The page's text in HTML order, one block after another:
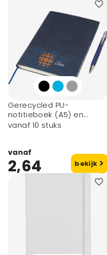
Gerecycled PU-
notitieboek (A5) en
balpenset Tarek
vanaf 10 stuks
vanaf
2,64 bekijk